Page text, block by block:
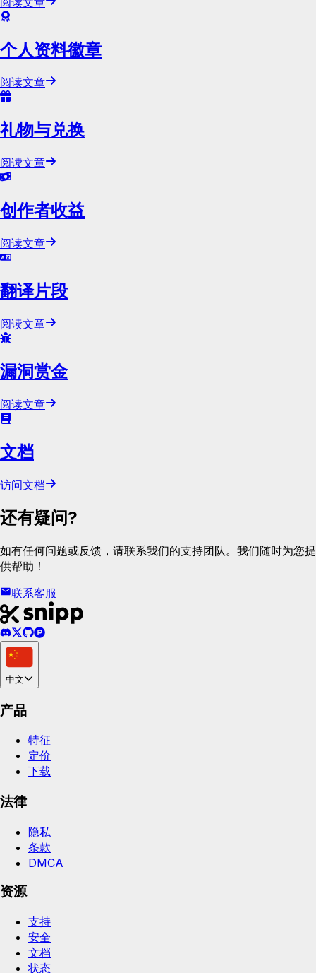
个人资料徽章
阅读文章
礼物与兑换
阅读文章
创作者收益
阅读文章
翻译片段
阅读文章
漏洞赏金
阅读文章
文档
访问文档
还有疑问?
如有任何问题或反馈，请联系我们的支持团队。我们随时为您提
供帮助！
联系客服
中文
产品
特征
定价
下载
法律
隐私
条款
DMCA
资源
支持
安全
文档
状态